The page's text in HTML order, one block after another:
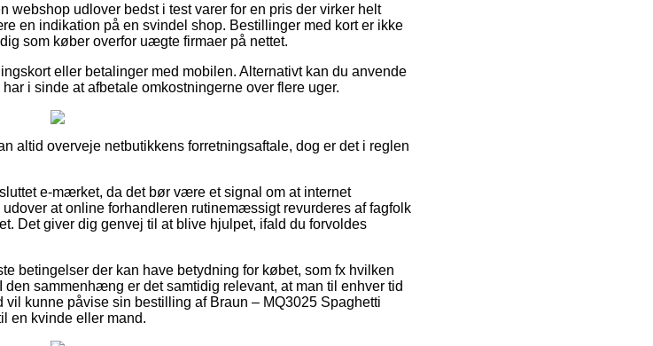
webshop udlover bedst i test varer for en pris der virker helt
en indikation på en svindel shop. Bestillinger med kort er ikke
som køber overfor uægte firmaer på nettet.
eller betalinger med mobilen. Alternativt kan du anvende
i sinde at afbetale omkostningerne over flere uger.
altid overveje netbutikkens forretningsaftale, dog er det i reglen
e-mærket, da det bør være et signal om at internet
at online forhandleren rutinemæssigt revurderes af fagfolk
Det giver dig genvej til at blive hjulpet, ifald du forvoldes
betingelser der kan have betydning for købet, som fx hvilken
sammenhæng er det samtidig relevant, at man til enhver tid
kunne påvise sin bestilling af Braun – MQ3025 Spaghetti
en kvinde eller mand.